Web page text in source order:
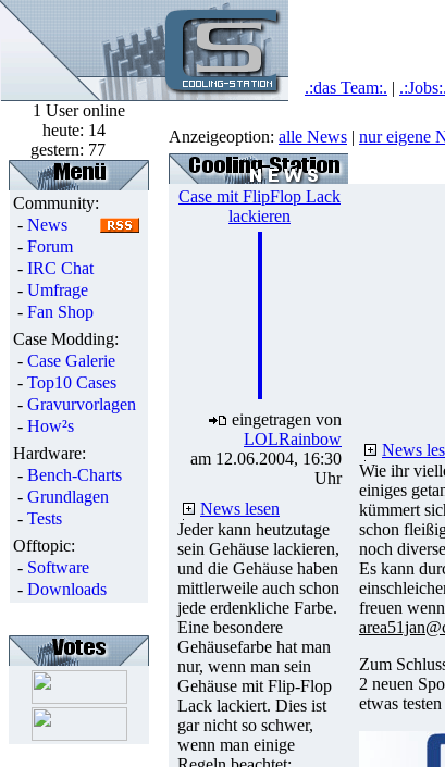
.:das Team:. | .:Jobs:.
1 User online
heute: 14
gestern: 77
Community:
- News
- Forum
- IRC Chat
- Umfrage
- Fan Shop
Case Modding:
- Case Galerie
- Top10 Cases
- Gravurvorlagen
- How²s
Hardware:
- Bench-Charts
- Grundlagen
- Tests
Offtopic:
- Software
- Downloads
Anzeigeoption: alle News | nur eigene
Case mit FlipFlop Lack
lackieren
eingetragen von
LOLRainbow
am 12.06.2004, 16:30
Uhr
News lesen
Jeder kann heutzutage
sein Gehäuse lackieren,
und die Gehäuse haben
mittlerweile auch schon
jede erdenkliche Farbe.
Eine besondere
Gehäusefarbe hat man
nur, wenn man sein
Gehäuse mit Flip-Flop
Lack lackiert. Dies ist
gar nicht so schwer,
wenn man einige
News
Wie ihr
einiges
kümmert
schon
noch
Es kann
freuen
Zum
2 neuen
etwas